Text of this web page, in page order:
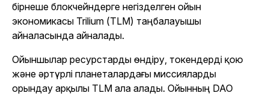
бірнеше блокчейндерге негізделген ойын
экономикасы Trilium (TLM) таңбалауышы
айналасында айналады.
Ойыншылар ресурстарды өндіру, токендерді қою
және әртүрлі планеталардағы миссияларды
орындау арқылы TLM ала алады. Ойынның DAO